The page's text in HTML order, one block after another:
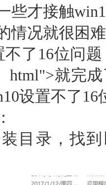
些才接触
情况就很困
不了16位问
html">就完
设置不了16
目录，找